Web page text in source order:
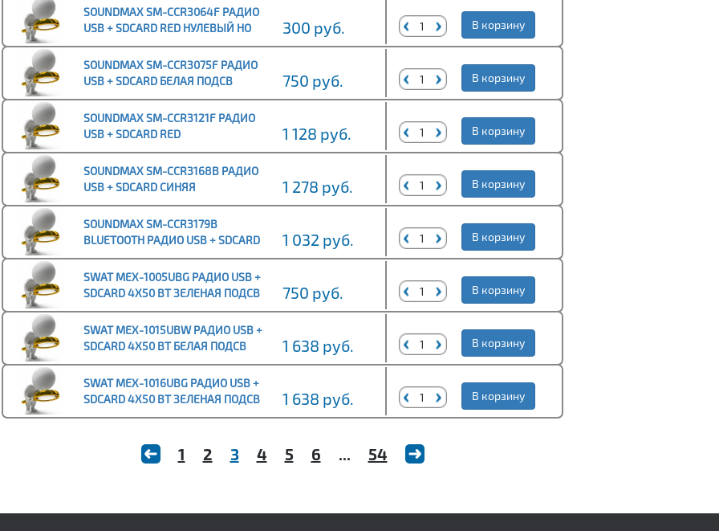
SOUNDMAX SM-CCR3064F РАДИО
USB + SDCARD RED НУЛЕВЫЙ НО
ЗАКОНЧИЛАСЬ ГАРАНТИЯ
300 руб. В корзину
SOUNDMAX SM-CCR3075F РАДИО
USB + SDCARD БЕЛАЯ ПОДСВ
750 руб. В корзину
SOUNDMAX SM-CCR3121F РАДИО
USB + SDCARD RED
1 128 руб. В корзину
SOUNDMAX SM-CCR3168B РАДИО
USB + SDCARD СИНЯЯ
1 278 руб. В корзину
SOUNDMAX SM-CCR3179B
BLUETOOTH РАДИО USB + SDCARD
КРАСНАЯ 4Х40 ВТ
1 032 руб. В корзину
SWAT MEX-1005UBG РАДИО USB +
SDCARD 4Х50 ВТ ЗЕЛЕНАЯ ПОДСВ
750 руб. В корзину
SWAT MEX-1015UBW РАДИО USB +
SDCARD 4Х50 ВТ БЕЛАЯ ПОДСВ
1 638 руб. В корзину
SWAT MEX-1016UBG РАДИО USB +
SDCARD 4Х50 ВТ ЗЕЛЕНАЯ ПОДСВ
1 638 руб. В корзину
1 2 3 4 5 6 ... 54